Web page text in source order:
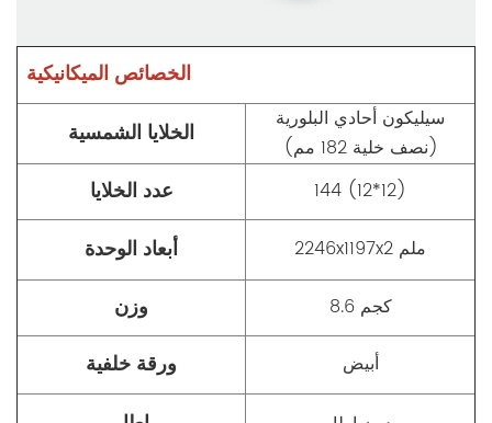
الخصائص الميكانيكية
الخلايا الشمسية
سيليكون أحادي البلورية
(نصف خلية 182 مم)
عدد الخلايا 144 (12*12)
أبعاد الوحدة 2246x1197x2 ملم
وزن 8.6 كجم
ورقة خلفية أبيض